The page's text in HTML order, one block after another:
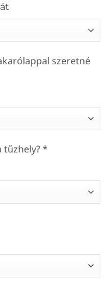
szeretné
tűzhely?*